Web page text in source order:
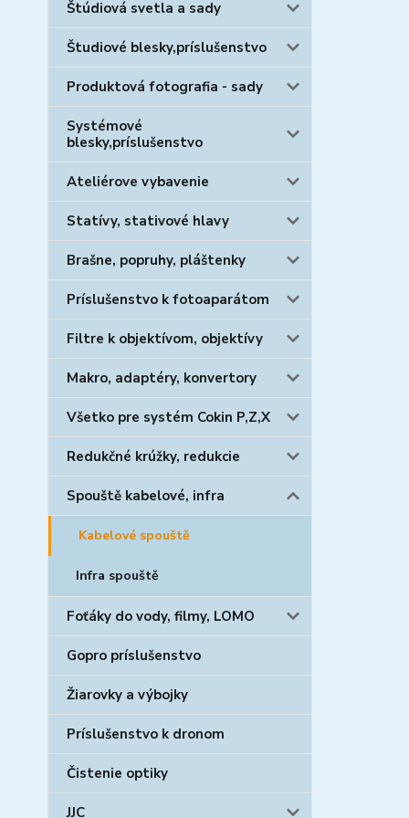
Štúdiová svetla a sady
Študiové blesky,príslušenstvo
Produktová fotografia - sady
Systémové
blesky,príslušenstvo
Ateliérove vybavenie
Statívy, stativové hlavy
Brašne, popruhy, pláštenky
Príslušenstvo k fotoaparátom
Filtre k objektívom, objektívy
Makro, adaptéry, konvertory
Všetko pre systém Cokin P,Z,X
Redukčné krúžky, redukcie
Spouště kabelové, infra
Kabelové spouště
Infra spouště
Foťáky do vody, filmy, LOMO
Gopro príslušenstvo
Žiarovky a výbojky
Príslušenstvo k dronom
Čistenie optiky
JJC